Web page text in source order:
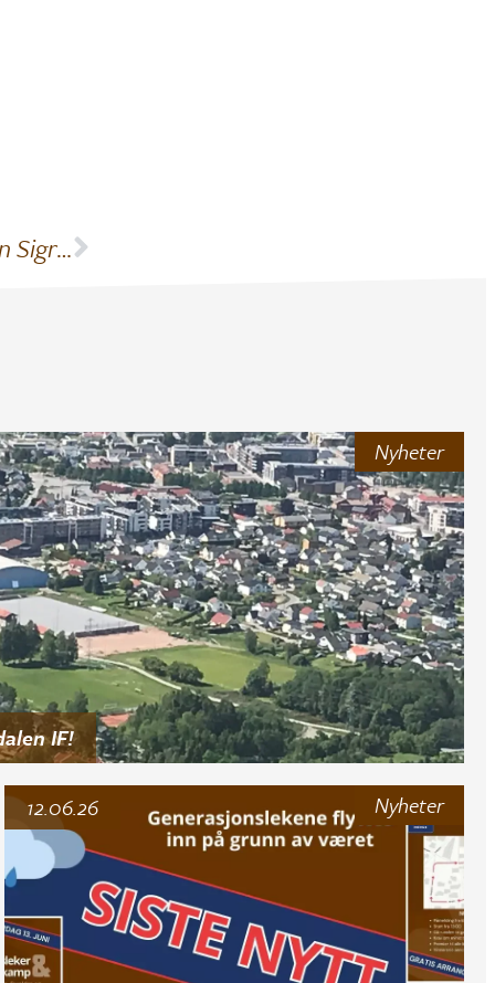
Tusen takk for innsatsen Dina – Velkommen Sigrunn
Nyheter
IF!
Nyheter
12.06.26